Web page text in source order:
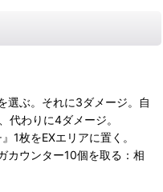
選ぶ。それに3ダメージ。自
代わりに4ダメージ。
1枚をEXエリアに置く。
カウンター10個を取る：相